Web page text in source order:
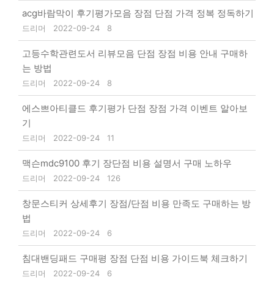
acg바람막이 후기평가모음 장점 단점 가격 정복 정독하기
드리머 2022-09-24 8
고등수학관련도서 리뷰모음 단점 장점 비용 안내 구매하
는 방법
드리머 2022-09-24 8
에스쁘아티클드 후기평가 단점 장점 가격 이벤트 알아보
기
드리머 2022-09-24 11
맥슨mdc9100 후기 장단점 비용 설명서 구매 노하우
드리머 2022-09-24 126
창문스티커 상세후기 장점/단점 비용 만족도 구매하는 방
법
드리머 2022-09-24 6
침대밴딩패드 구매평 장점 단점 비용 가이드북 체크하기
드리머 2022-09-24 6